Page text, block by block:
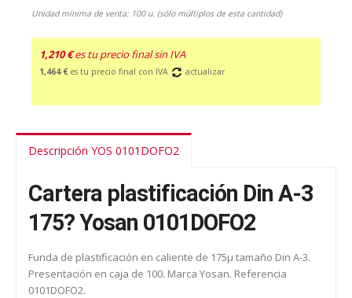
Unidad mínima de venta: 100 u. (sólo múltiplos de esta cantidad)
1,210 € es tu precio final sin IVA
1,464 € es tu precio final con IVA actualizar
Descripción YOS 0101DOFO2
Cartera plastificación Din A-3
175? Yosan 0101DOFO2
Funda de plastificación en caliente de 175µ tamaño Din A-3.
Presentación en caja de 100. Marca Yosan. Referencia
0101DOFO2.